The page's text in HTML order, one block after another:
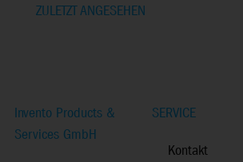
ZULETZT ANGESEHEN
Invento Products &
Services GmbH
SERVICE
Kontakt